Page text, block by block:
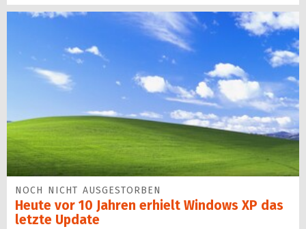
NOCH NICHT AUSGESTORBEN
Heute vor 10 Jahren erhielt Windows XP das
letzte Update